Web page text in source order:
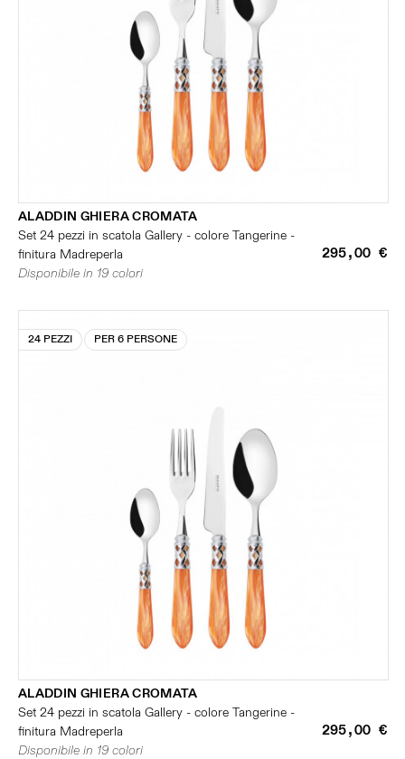
ALADDIN GHIERA CROMATA
Set 24 pezzi in scatola Gallery - colore Tangerine -
finitura Madreperla
295,00 €
Disponibile in 19 colori
24 PEZZI PER 6 PERSONE
ALADDIN GHIERA CROMATA
Set 24 pezzi in scatola Gallery - colore Tangerine -
finitura Madreperla
295,00 €
Disponibile in 19 colori